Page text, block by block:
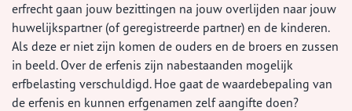
erfrecht gaan jouw bezittingen na jouw overlijden naar jouw
huwelijkspartner (of geregistreerde partner) en de kinderen.
Als deze er niet zijn komen de ouders en de broers en zussen
in beeld. Over de erfenis zijn nabestaanden mogelijk
erfbelasting verschuldigd. Hoe gaat de waardebepaling van
de erfenis en kunnen erfgenamen zelf aangifte doen?